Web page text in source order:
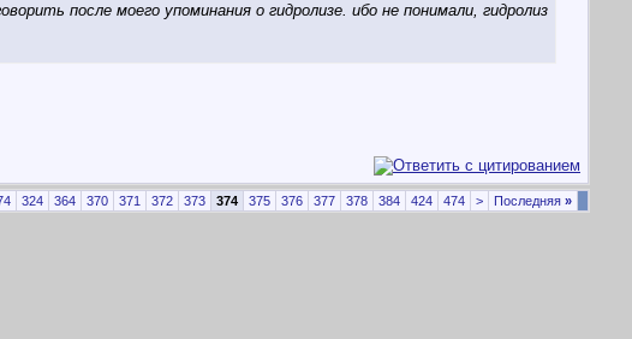
после моего упоминания о гидролизе. ибо не понимали, гидролиз
324 364 370 371 372 373 374 375 376 377 378 384 424 474 > Последняя »